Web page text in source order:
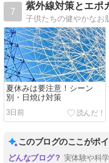
7
紫外線対策とエポ
夏休みは要注意！シーン
別・日焼け対策
3日前
このブログのここがポ
実体験や科